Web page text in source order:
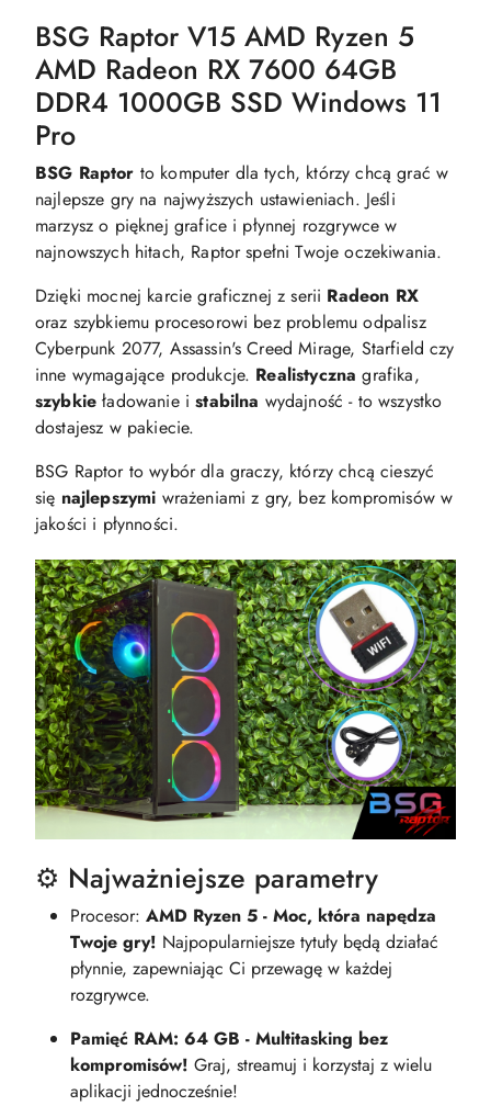
BSG Raptor V15 AMD Ryzen 5
AMD Radeon RX 7600 64GB
DDR4 1000GB SSD Windows 11
Pro
BSG Raptor to komputer dla tych, którzy chcą grać w
najlepsze gry na najwyższych ustawieniach. Jeśli
marzysz o pięknej grafice i płynnej rozgrywce w
najnowszych hitach, Raptor spełni Twoje oczekiwania.
Dzięki mocnej karcie graficznej z serii Radeon RX
oraz szybkiemu procesorowi bez problemu odpalisz
Cyberpunk 2077, Assassin's Creed Mirage, Starfield czy
inne wymagające produkcje. Realistyczna grafika,
szybkie ładowanie istabilna wydajność - to wszystko
dostajesz w pakiecie.
BSG Raptor to wybór dla graczy, którzy chcą cieszyć
się najlepszymi wrażeniami z gry, bez kompromisów w
jakości i płynności.
⚙️ Najważniejsze parametry
Procesor: AMD Ryzen 5 - Moc, która napędza
Twoje gry! Najpopularniejsze tytuły będą działać
płynnie, zapewniając Ci przewagę w każdej
rozgrywce.
Pamięć RAM: 64 GB - Multitasking bez
kompromisów! Graj, streamuj i korzystaj z wielu
aplikacji jednocześnie!